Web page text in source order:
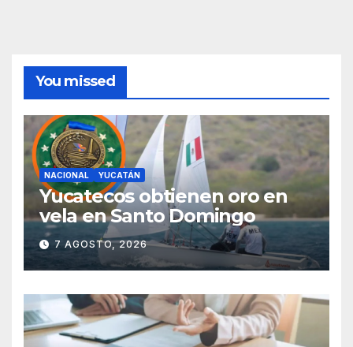
You missed
NACIONAL YUCATÁN
Yucatecos obtienen oro en
vela en Santo Domingo
7 AGOSTO, 2026